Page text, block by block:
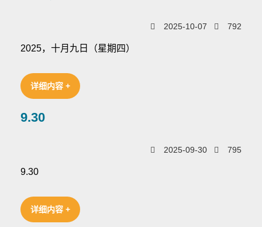
2025-10-07 792
2025，十月九日（星期四）
详细内容 +
9.30
2025-09-30 795
9.30
详细内容 +